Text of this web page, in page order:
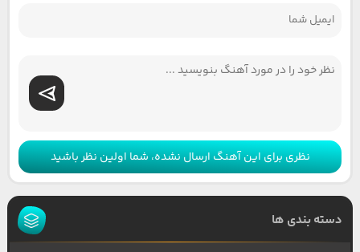
نظری برای این آهنگ ارسال نشده، شما اولین نظر باشید
دسته بندی ها